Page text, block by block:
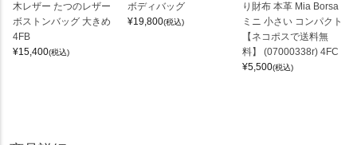
木レザー たつのレザー
ボストンバッグ 大きめ
4FB
¥15,400(税込)
ボディバッグ
¥19,800(税込)
り財布 本革 Mia Borsa
ミニ 小さい コンパクト
【ネコポスで送料無
料】 (07000338r) 4FC
¥5,500(税込)